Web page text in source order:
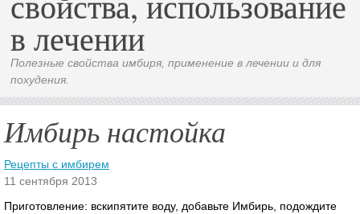
в лечении
Полезные свойства имбиря, применение в лечении и для
похудения.
Имбирь настойка
Рецепты с имбирем
11 сентября 2013
Приготовление: вскипятите воду, добавьте Имбирь, подождите